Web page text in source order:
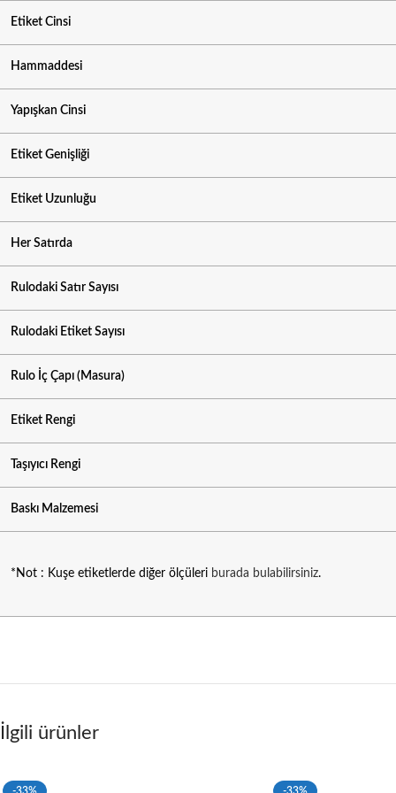
Etiket Cinsi
Hammaddesi
Yapışkan Cinsi
Etiket Genişliği
Etiket Uzunluğu
Her Satırda
Rulodaki Satır Sayısı
Rulodaki Etiket Sayısı
Rulo İç Çapı (Masura)
Etiket Rengi
Taşıyıcı Rengi
Baskı Malzemesi
*Not : Kuşe etiketlerde diğer ölçüleri burada bulabilirsiniz.
İlgili ürünler